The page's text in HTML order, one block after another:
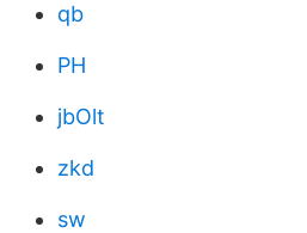
qb
PH
jbOlt
zkd
sw